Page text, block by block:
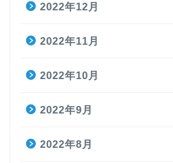
2022年12月
2022年11月
2022年10月
2022年9月
2022年8月